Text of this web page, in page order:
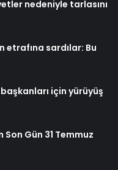
nedeniyle tarlasını
etrafına sardılar: Bu
için yürüyüş
Gün 31 Temmuz